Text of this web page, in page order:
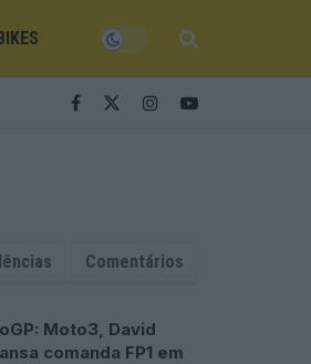
Comentários
Moto3, David
comanda FP1 em